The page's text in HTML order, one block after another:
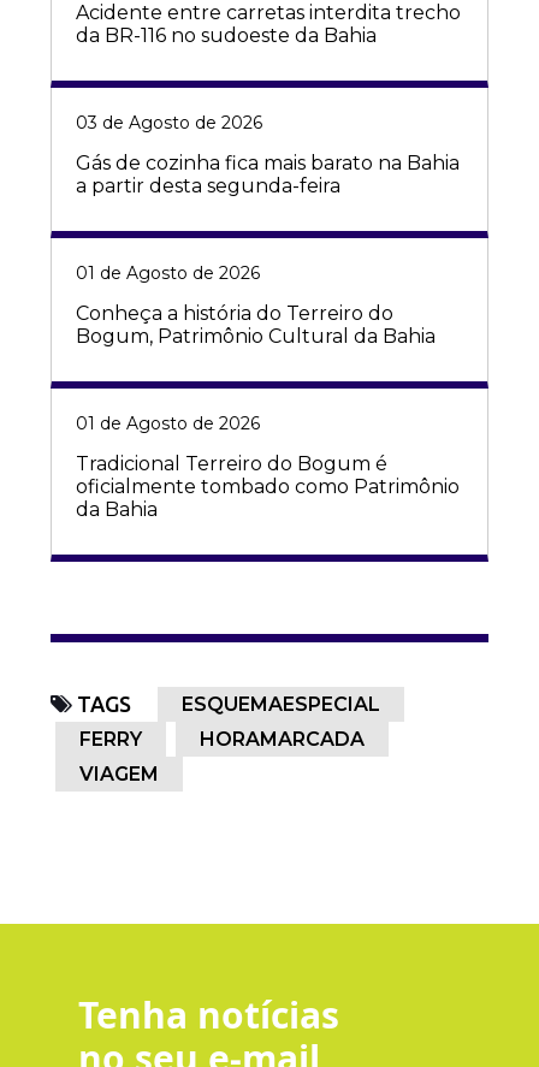
Acidente entre carretas interdita trecho
da BR-116 no sudoeste da Bahia
03 de Agosto de 2026
Gás de cozinha fica mais barato na Bahia
a partir desta segunda-feira
01 de Agosto de 2026
Conheça a história do Terreiro do
Bogum, Patrimônio Cultural da Bahia
01 de Agosto de 2026
Tradicional Terreiro do Bogum é
oficialmente tombado como Patrimônio
da Bahia
TAGS
ESQUEMAESPECIAL
FERRY
HORAMARCADA
VIAGEM
Tenha notícias